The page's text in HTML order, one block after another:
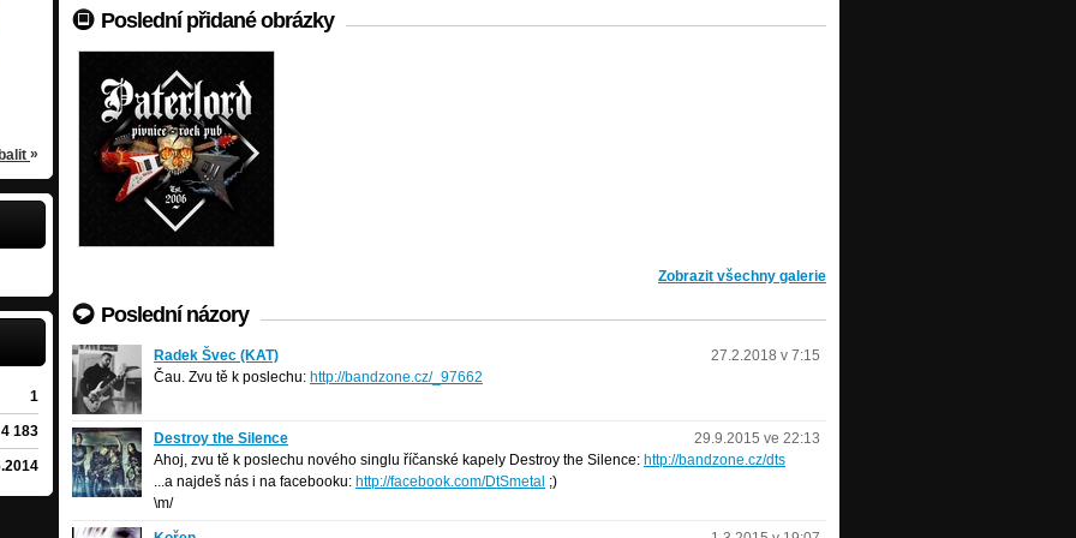
Tropická Agnes
Olomouc
Subliminal Necrosis
»
1
4 183
Poslední přidané obrázky
Zobrazit všechny galerie
Poslední názory
Radek Švec (KAT)35 let
Radek Švec (KAT)
27.2.2018 v 7:15
Čau. Zvu tě k poslechu: http://bandzone.cz/_97662
Destroy the Silencemelodic-death
Destroy the Silence
29.9.2015 ve 22:13
Ahoj, zvu tě k poslechu nového singlu říčanské kapely Destroy the Silence: http://bandzone.cz/dts
...a najdeš nás i na facebooku: http://facebook.com/DtSmetal ;)
\m/